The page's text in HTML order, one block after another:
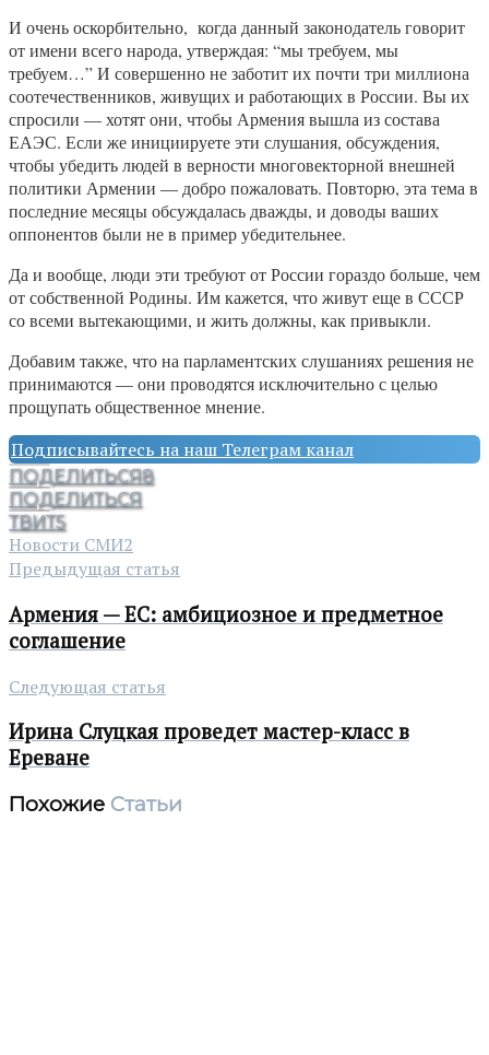
И очень оскорбительно, когда данный законодатель говорит
от имени всего народа, утверждая: “мы требуем, мы
требуем…” И совершенно не заботит их почти три миллиона
соотечественников, живущих и работающих в России. Вы их
спросили — хотят они, чтобы Армения вышла из состава
ЕАЭС. Если же инициируете эти слушания, обсуждения,
чтобы убедить людей в верности многовекторной внешней
политики Армении — добро пожаловать. Повторю, эта тема в
последние месяцы обсуждалась дважды, и доводы ваших
оппонентов были не в пример убедительнее.
Да и вообще, люди эти требуют от России гораздо больше, чем
от собственной Родины. Им кажется, что живут еще в СССР
со всеми вытекающими, и жить должны, как привыкли.
Добавим также, что на парламентских слушаниях решения не
принимаются — они проводятся исключительно с целью
прощупать общественное мнение.
Подписывайтесь на наш Телеграм канал
ПОДЕЛИТЬСЯ8
ПОДЕЛИТЬСЯ
ТВИТ5
Новости СМИ2
Предыдущая статья
Армения — ЕС: амбициозное и предметное
соглашение
Следующая статья
Ирина Слуцкая проведет мастер-класс в
Ереване
Похожие Статьи